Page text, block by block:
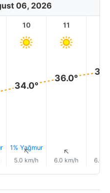
06, 2026
10
34.0°
1% Yağmur
↑
5.0 km/h
11
36.0°
↑
6.0 km/h 6.0